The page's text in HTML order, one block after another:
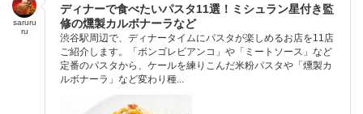
saruru
ru
ディナーで食べたいパスタ11選！ミシュラン星付き監
修の燻製カルボナーラなど
渋谷駅周辺で、ディナータイムにパスタが楽しめるお店を11店
ご紹介します。「ボンゴレビアンコ」や「ミートソース」など
定番のパスタから、ケールを練りこんだ米粉パスタや「燻製カ
ルボナーラ」など変わり種...